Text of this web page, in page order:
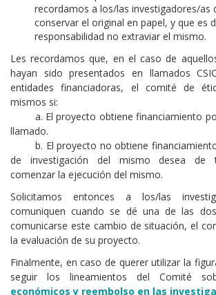
recordamos a los/las investigadores/as
conservar el original en papel, y que es
responsabilidad no extraviar el mismo.
Les recordamos que, en el caso de
hayan sido presentados en llamados
entidades financiadoras, el comité de
mismos si:
a. El proyecto obtiene financiamiento
llamado.
b. El proyecto no obtiene
de investigación del mismo desea de
comenzar la ejecución del mismo.
Solicitamos entonces a los/las
comuniquen cuando se dé una de las
comunicarse este cambio de situación, el
la evaluación de su proyecto.
Finalmente, en caso de querer utilizar la
seguir los lineamientos del Comité
económicos y reembolso en las